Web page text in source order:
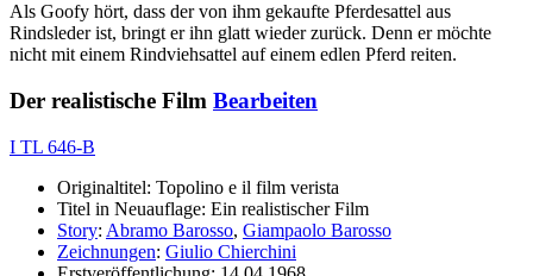
Als Goofy hört, dass der von ihm gekaufte Pferdesattel aus
Rindsleder ist, bringt er ihn glatt wieder zurück. Denn er möchte
nicht mit einem Rindviehsattel auf einem edlen Pferd reiten.
Der realistische Film Bearbeiten
I TL 646-B
Originaltitel: Topolino e il film verista
Titel in Neuauflage: Ein realistischer Film
Story: Abramo Barosso, Giampaolo Barosso
Zeichnungen: Giulio Chierchini